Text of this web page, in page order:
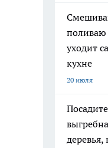
поливаю
уходит
кухне
20 июля